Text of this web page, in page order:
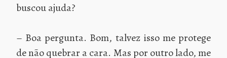
buscou ajuda?
– Boa pergunta. Bom, talvez isso me protege
de não quebrar a cara. Mas por outro lado, me